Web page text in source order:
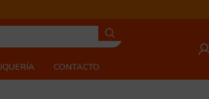
CONTACTO